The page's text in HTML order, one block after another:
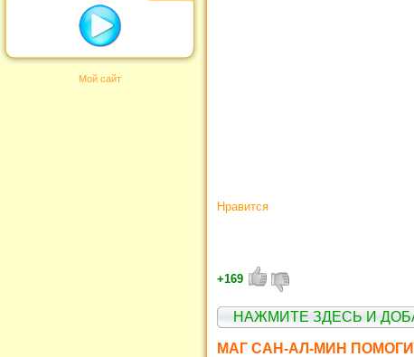
Мой сайт
Нравится
+169
НАЖМИТЕ ЗДЕСЬ И
МАГ САН-АЛ-МИН